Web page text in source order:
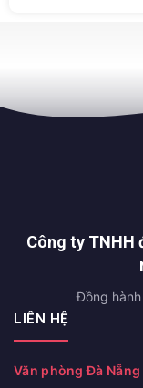
Công ty TNHH
Đồng
LIÊN HỆ
Văn phòng Đà Nẵng